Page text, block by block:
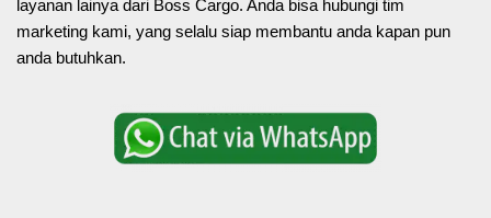
layanan lainya dari Boss Cargo. Anda bisa hubungi tim
marketing kami, yang selalu siap membantu anda kapan pun
anda butuhkan.